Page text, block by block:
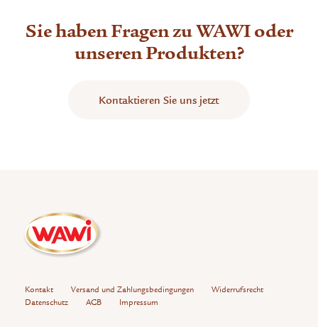
Sie haben Fragen zu WAWI oder
unseren Produkten?
Kontaktieren Sie uns jetzt
Kontakt Versand und Zahlungsbedingungen
Widerrufsrecht
Datenschutz
AGB Impressum